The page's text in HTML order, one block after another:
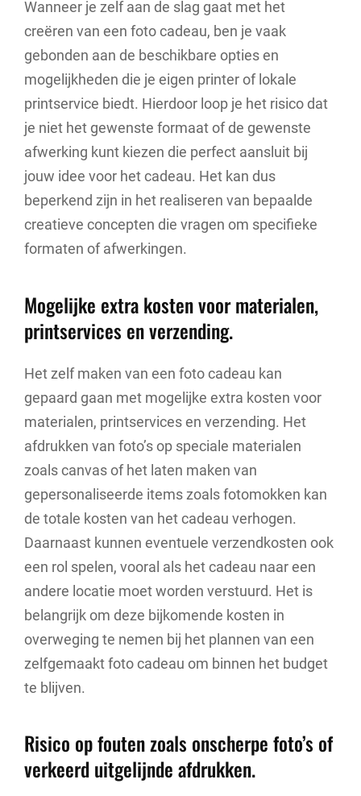
Wanneer je zelf aan de slag gaat met het
creëren van een foto cadeau, ben je vaak
gebonden aan de beschikbare opties en
mogelijkheden die je eigen printer of lokale
printservice biedt. Hierdoor loop je het risico dat
je niet het gewenste formaat of de gewenste
afwerking kunt kiezen die perfect aansluit bij
jouw idee voor het cadeau. Het kan dus
beperkend zijn in het realiseren van bepaalde
creatieve concepten die vragen om specifieke
formaten of afwerkingen.
Mogelijke extra kosten voor materialen,
printservices en verzending.
Het zelf maken van een foto cadeau kan
gepaard gaan met mogelijke extra kosten voor
materialen, printservices en verzending. Het
afdrukken van foto’s op speciale materialen
zoals canvas of het laten maken van
gepersonaliseerde items zoals fotomokken kan
de totale kosten van het cadeau verhogen.
Daarnaast kunnen eventuele verzendkosten ook
een rol spelen, vooral als het cadeau naar een
andere locatie moet worden verstuurd. Het is
belangrijk om deze bijkomende kosten in
overweging te nemen bij het plannen van een
zelfgemaakt foto cadeau om binnen het budget
te blijven.
Risico op fouten zoals onscherpe foto’s of
verkeerd uitgelijnde afdrukken.